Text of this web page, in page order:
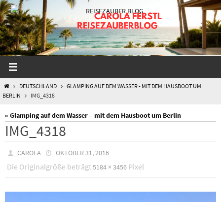
Zum
Inhalt
springen
STARTDEUTSCHLAND
GLAMPING AUF DEM WASSER - MIT DEM HAUSBOOT UM
BERLIN
IMG_4318
« Glamping auf dem Wasser – mit dem Hausboot um Berlin
IMG_4318
CAROLA OKTOBER 31, 2016
Die Originalgröße beträgt5184 × 3456 Pixel